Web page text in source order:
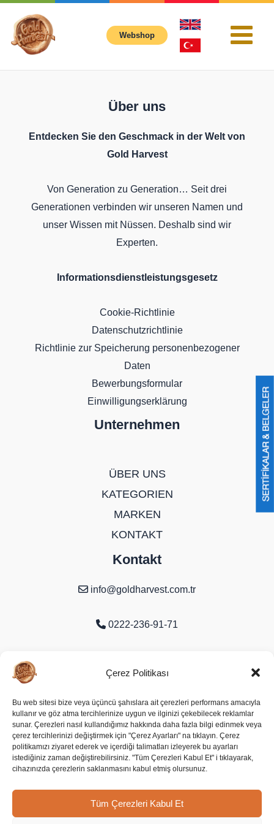
Çerez Politikası
Bu web sitesi bize veya üçüncü şahıslara ait çerezleri performans amacıyla
kullanır ve göz atma tercihlerinize uygun ve ilginizi çekebilecek reklamlar
sunar. Çerezleri nasıl kullandığımız hakkında daha fazla bilgi edinmek veya
çerez tercihlerinizi değiştirmek için "Çerez Ayarları" na tıklayın. Çerez
politikamızı ziyaret ederek ve içerdiği talimatları izleyerek bu ayarları
istediğiniz zaman değiştirebilirsiniz. "Tüm Çerezleri Kabul Et" i tıklayarak,
cihazınızda çerezlerin saklanmasını kabul etmiş olursunuz.
Tüm Çerezleri Kabul Et
atla
Webshop
Main
Menu
Über uns
Entdecken Sie den Geschmack in der Welt von
Gold Harvest
Von Generation zu Generation… Seit drei
Generationen verbinden wir unseren Namen und
unser Wissen mit Nüssen. Deshalb sind wir
Experten.
Informationsdienstleistungsgesetz
Cookie-Richtlinie
Datenschutzrichtlinie
Richtlinie zur Speicherung personenbezogener
Daten
Bewerbungsformular
Einwilligungserklärung
Unternehmen
ÜBER UNS
KATEGORIEN
MARKEN
KONTAKT
Kontakt
info@goldharvest.com.tr
0222-236-91-71
Odunpazarı/Eskişehir
Soziale Medien